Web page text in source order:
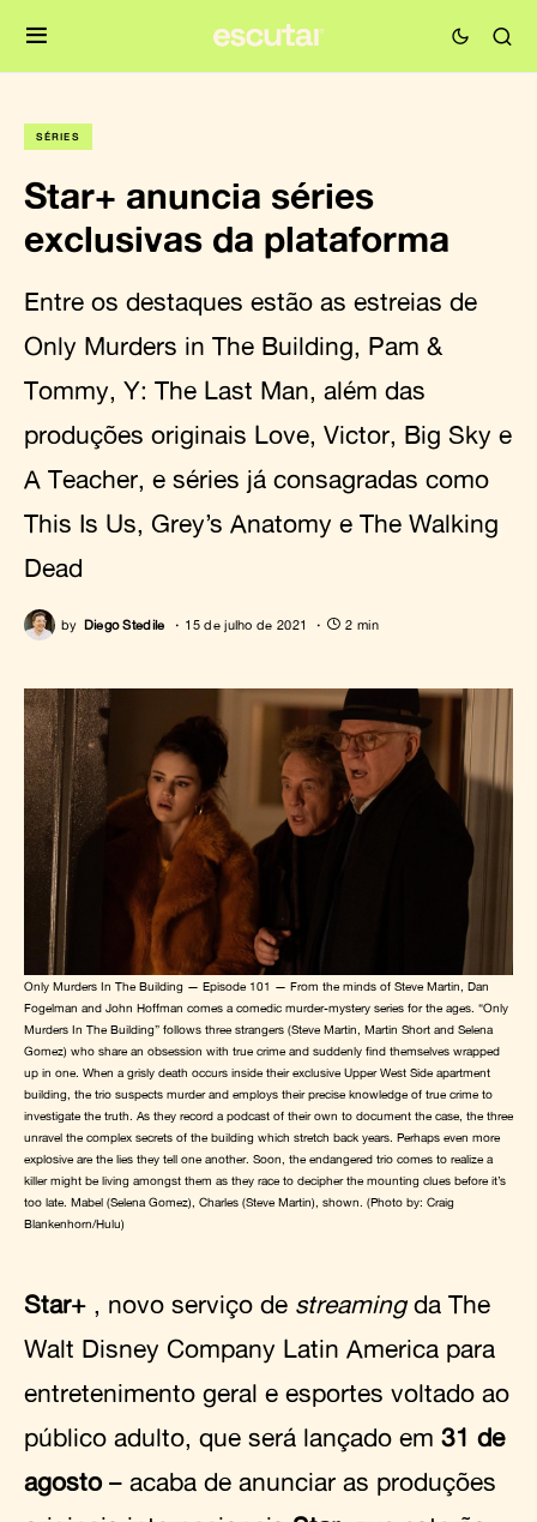
SÉRIES
Star+ anuncia séries
exclusivas da plataforma
Entre os destaques estão as estreias de
Only Murders in The Building, Pam &
Tommy, Y: The Last Man, além das
produções originais Love, Victor, Big Sky e
A Teacher, e séries já consagradas como
This Is Us, Grey’s Anatomy e The Walking
Dead
by Diego Stedile 15 de julho de 2021 2 min
Only Murders In The Building — Episode 101 — From the minds of Steve Martin, Dan
Fogelman and John Hoffman comes a comedic murder-mystery series for the ages. “Only
Murders In The Building” follows three strangers (Steve Martin, Martin Short and Selena
Gomez) who share an obsession with true crime and suddenly find themselves wrapped
up in one. When a grisly death occurs inside their exclusive Upper West Side apartment
building, the trio suspects murder and employs their precise knowledge of true crime to
investigate the truth. As they record a podcast of their own to document the case, the three
unravel the complex secrets of the building which stretch back years. Perhaps even more
explosive are the lies they tell one another. Soon, the endangered trio comes to realize a
killer might be living amongst them as they race to decipher the mounting clues before it’s
too late. Mabel (Selena Gomez), Charles (Steve Martin), shown. (Photo by: Craig
Blankenhorn/Hulu)
Star+ , novo serviço de streamingda The
Walt Disney Company Latin America para
entretenimento geral e esportes voltado ao
público adulto, que será lançado em 31 de
agosto– acaba de anunciar as produções